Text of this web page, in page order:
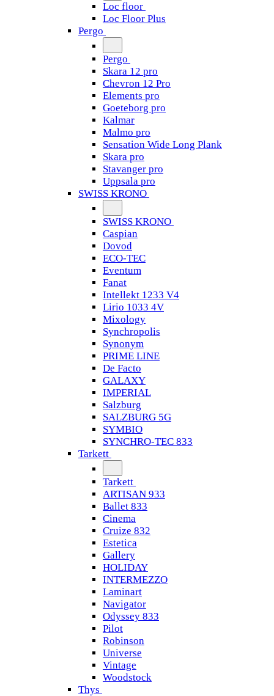
Loc floor
Loc Floor Plus
Pergo
Pergo
Skara 12 pro
Chevron 12 Pro
Elements pro
Goeteborg pro
Kalmar
Malmo pro
Sensation Wide Long Plank
Skara pro
Stavanger pro
Uppsala pro
SWISS KRONO
SWISS KRONO
Caspian
Dovod
ECO-TEC
Eventum
Fanat
Intellekt 1233 V4
Lirio 1033 4V
Mixology
Synchropolis
Synonym
PRIME LINE
De Facto
GALAXY
IMPERIAL
Salzburg
SALZBURG 5G
SYMBIO
SYNCHRO-TEC 833
Tarkett
Tarkett
ARTISAN 933
Ballet 833
Cinema
Cruize 832
Estetica
Gallery
HOLIDAY
INTERMEZZO
Laminart
Navigator
Odyssey 833
Pilot
Robinson
Universe
Vintage
Woodstock
Thys